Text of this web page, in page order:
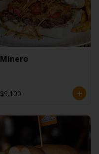
Minero
$9.100